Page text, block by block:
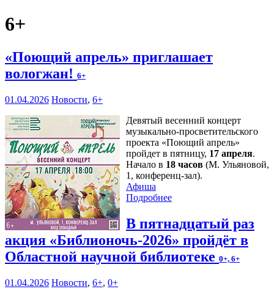
6+
«Поющий апрель» приглашает
вологжан! 6+
01.04.2026 Новости, 6+
Девятый весенний концерт
музыкально-просветительского
проекта «Поющий апрель»
пройдет в пятницу, 17 апреля.
Начало в 18 часов (М. Ульяновой,
1, конференц-зал).
Афиша
Подробнее
В пятнадцатый раз
акция «Библионочь-2026» пройдёт в
Областной научной библиотеке 0+, 6+
01.04.2026 Новости, 6+, 0+